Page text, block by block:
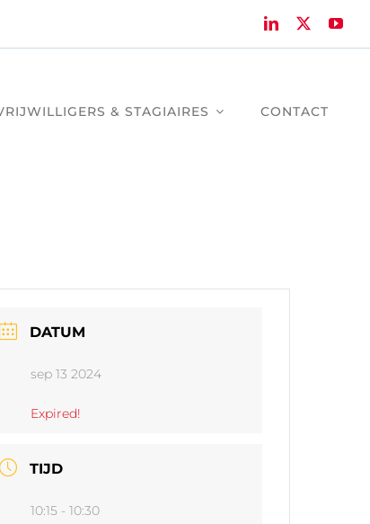
& STAGIAIRES CONTACT
DATUM
sep 13 2024
Expired!
TIJD
10:15 - 10:30